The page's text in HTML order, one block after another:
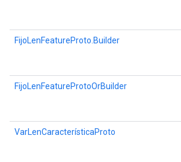
FijoLenFeatureProto.Builder
FijoLenFeatureProtoOrBuilder
VarLenCaracterísticaProto